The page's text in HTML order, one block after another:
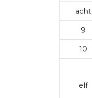
acht
9
10
elf